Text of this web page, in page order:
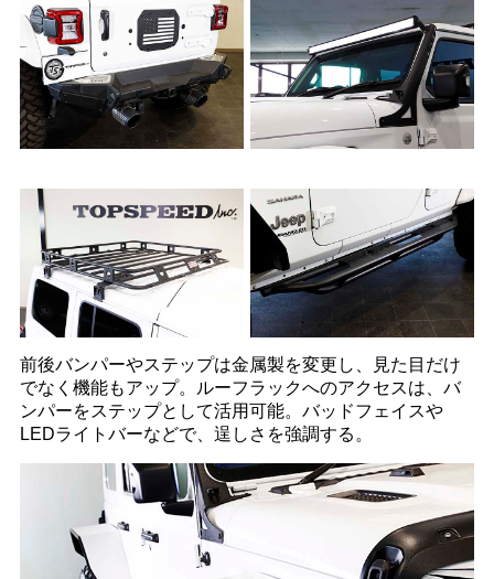
前後バンパーやステップは金属製を変更し、見た目だけ
でなく機能もアップ。ルーフラックへのアクセスは、バ
ンパーをステップとして活用可能。バッドフェイスや
LEDライトバーなどで、逞しさを強調する。